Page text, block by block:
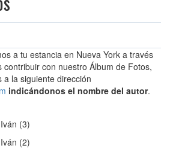
a tu estancia en Nueva York a través
contribuir con nuestro Álbum de Fotos,
la siguiente dirección
indicándonos el nombre del autor.
(3)
(2)